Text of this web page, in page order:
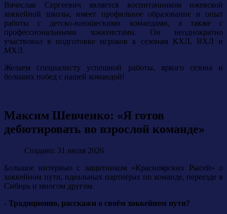
Вячеслав Сергеевич является воспитанником ижевской
хоккейной школы, имеет профильное образование и опыт
работы с детско-юношескими командами, а также с
профессиональными хоккеистами. Он неоднократно
участвовал в подготовке игроков к сезонам КХЛ, ВХЛ и
МХЛ.
Желаем специалисту успешной работы, яркого сезона и
больших побед с нашей командой!
Максим Шевченко: «Я готов
дебютировать во взрослой команде»
Создано: 31 июля 2026
Большое интервью с защитником «Красноярских Рысей» о
хоккейном пути, идеальных партнёрах по команде, переезде в
Сибирь и многом другом.
- Традиционно, расскажи о своём хоккейном пути?